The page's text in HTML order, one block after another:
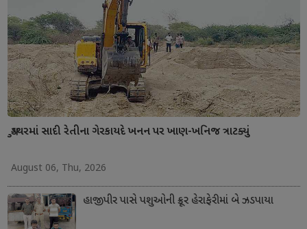
ગુડથરમાં સાદી રેતીના ગેરકાયદે ખનન પર ખાણ-ખનિજ ત્રાટક્યું
August 06, Thu, 2026
હાજીપીર પાસે પશુઓની ક્રૂર હેરાફેરીમાં બે ઝડપાયા